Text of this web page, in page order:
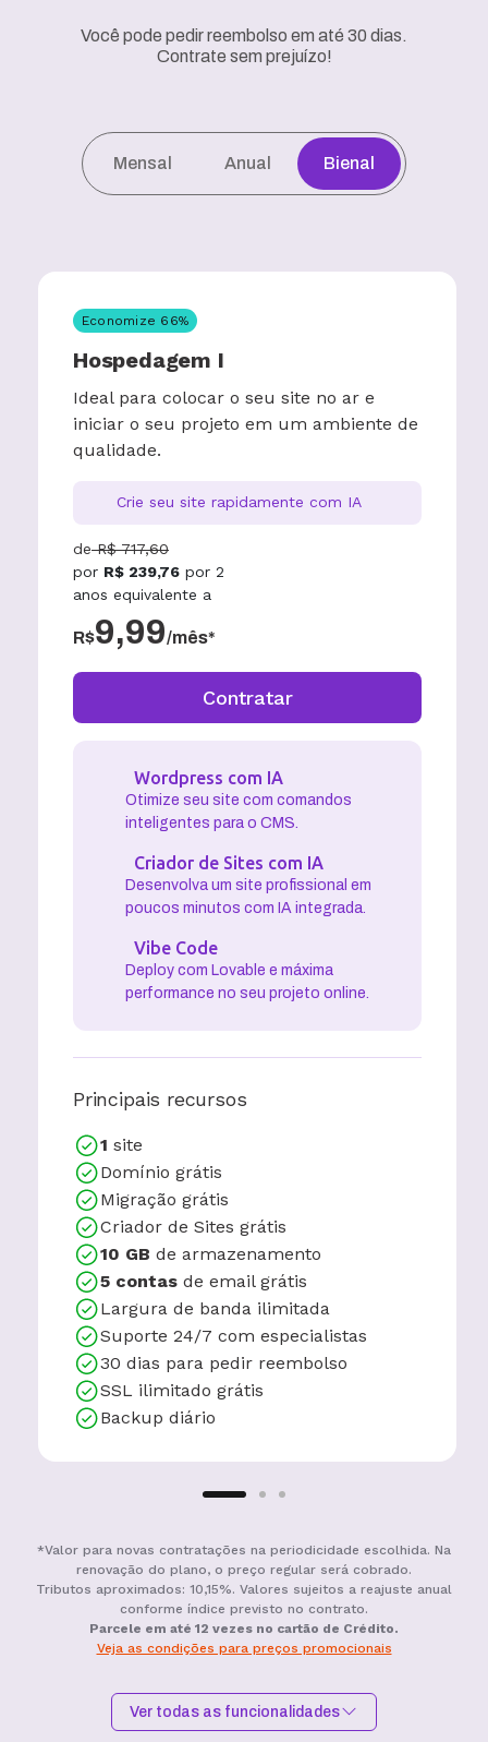
Você pode pedir reembolso em até 30 dias.
Contrate sem prejuízo!
Mensal Anual Bienal
Economize 66%
Hospedagem I
Ideal para colocar o seu site no ar e
iniciar o seu projeto em um ambiente de
qualidade.
Crie seu site rapidamente com IA
de R$ 717,60
por R$ 239,76 por 2
anos equivalente a
R$9,99/mês*
Contratar
Wordpress com IA
Otimize seu site com comandos
inteligentes para o CMS.
Criador de Sites com IA
Desenvolva um site profissional em
poucos minutos com IA integrada.
Vibe Code
Deploy com Lovable e máxima
performance no seu projeto online.
Principais recursos
1 site
Domínio grátis
Migração grátis
Criador de Sites grátis
10 GB de armazenamento
5 contas de email grátis
Largura de banda ilimitada
Suporte 24/7 com especialistas
30 dias para pedir reembolso
SSL ilimitado grátis
Backup diário
*Valor para novas contratações na periodicidade escolhida. Na
renovação do plano, o preço regular será cobrado.
Tributos aproximados: 10,15%. Valores sujeitos a reajuste anual
conforme índice previsto no contrato.
Parcele em até 12 vezes no cartão de Crédito.
Veja as condições para preços promocionais
Ver todas as funcionalidades